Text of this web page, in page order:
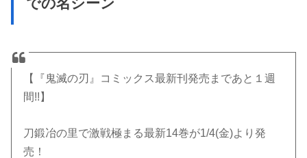
での名シーン
【『鬼滅の刃』コミックス最新刊発売まであと１週
間!!】
刀鍛冶の里で激戦極まる最新14巻が1/4(金)より発
売！